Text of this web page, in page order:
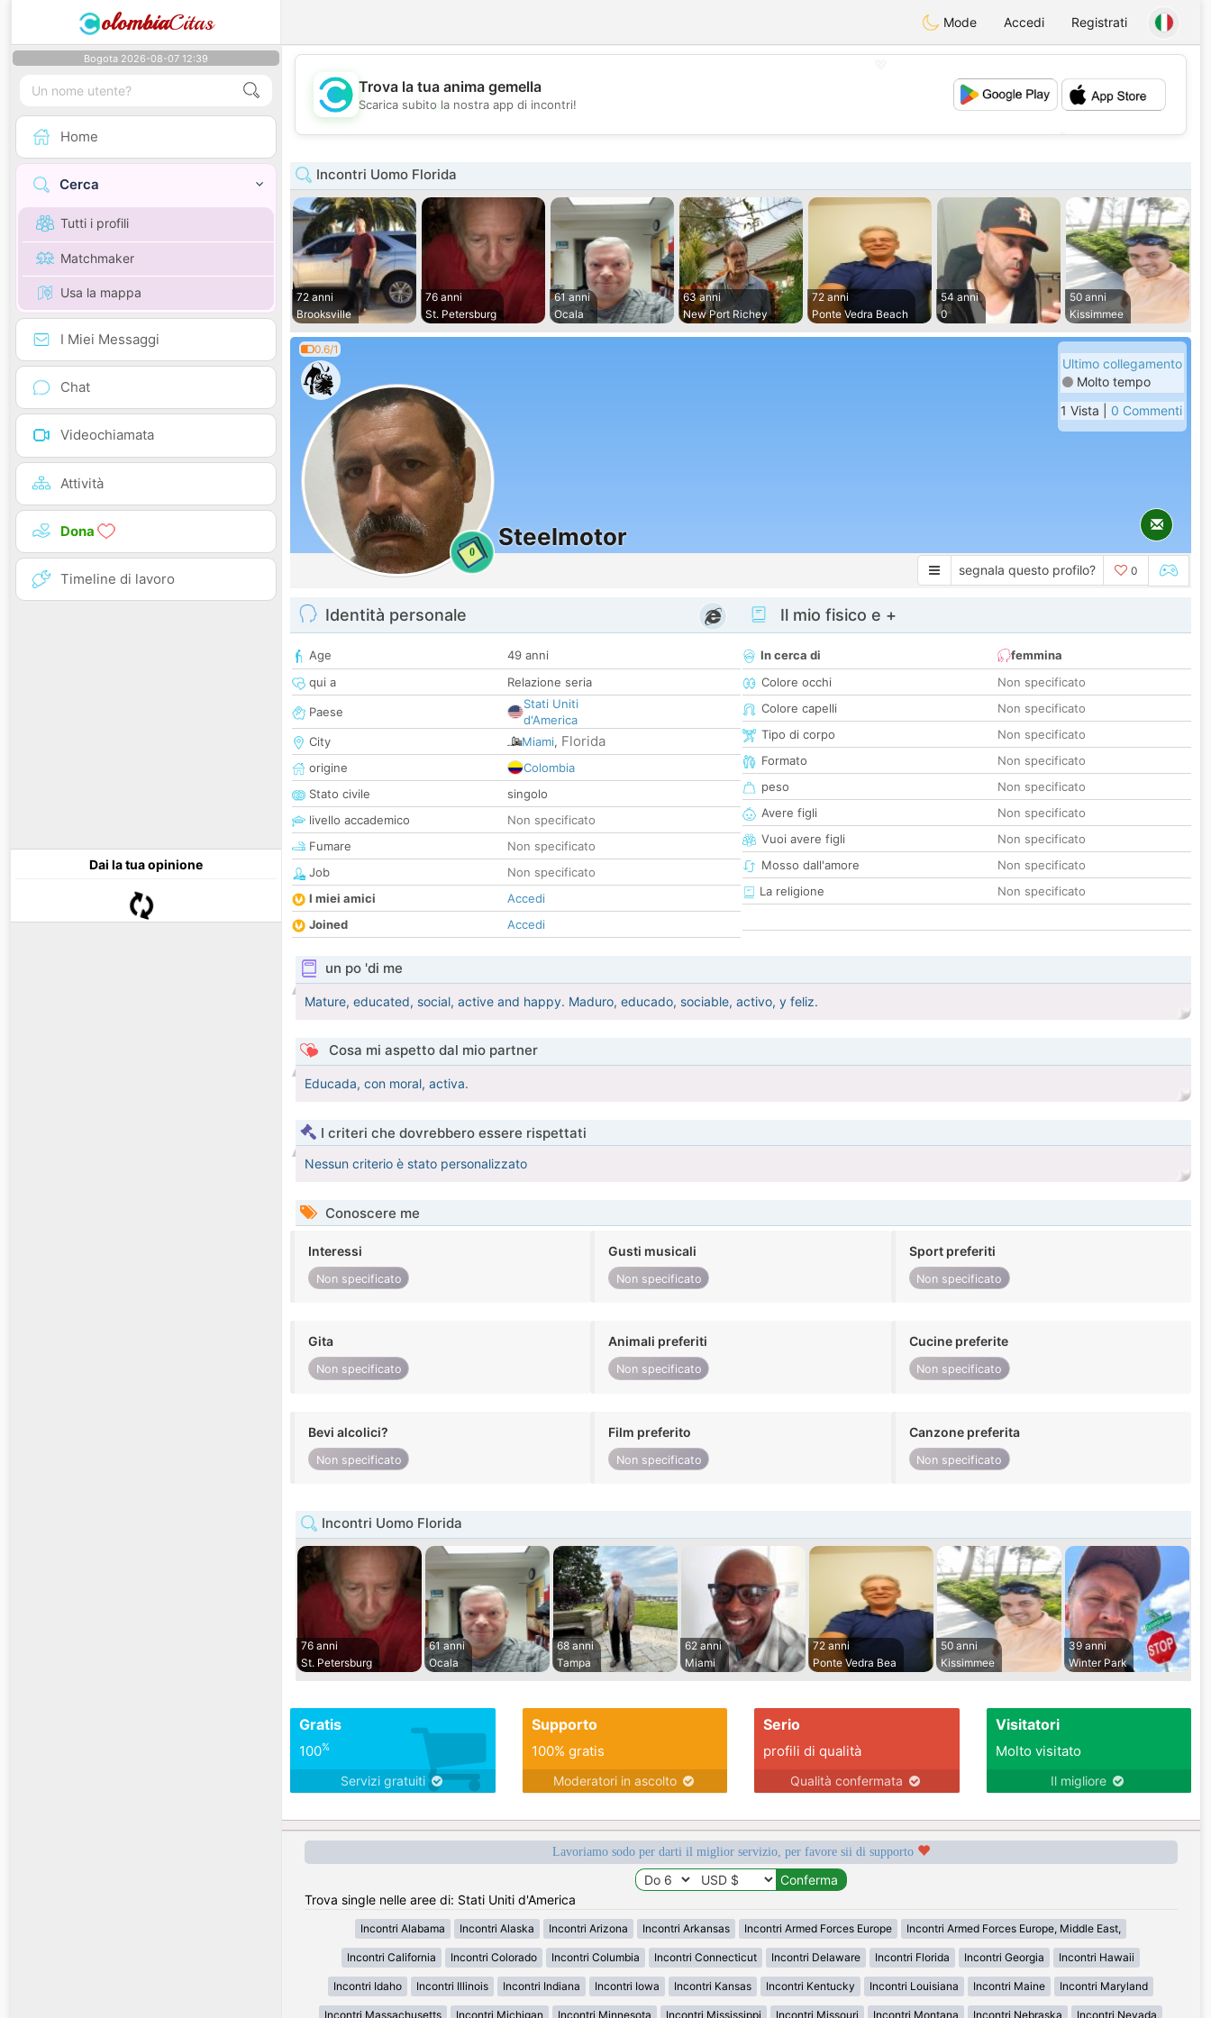
olombiaCitas Mode Accedi Registrati
Bogota 2026-08-07 12:39
Home
Cerca
Tutti i profili
Matchmaker
Usa la mappa
I Miei Messaggi
Chat
Videochiamata
Attività
Dona
Timeline di lavoro
Dai la tua opinione
💖
💕
Trova la tua anima gemella
Scarica subito la nostra app di incontri!
Incontri Uomo Florida
72 anni
Brooksville
76 anni
St. Petersburg
61 anni
Ocala
63 anni
New Port Richey
72 anni
Ponte Vedra Beach
54 anni
0
50 anni
Kissimmee
0.6/1
0
Steelmotor
Ultimo collegamento
Molto tempo
1 Vista | 0 Commenti
segnala questo profilo? 0
Identità personale
Age
49 anni
qui a
Relazione seria
Paese
Stati Uniti
d'America
City
Miami, Florida
origine
Colombia
Stato civile
singolo
livello accademico
Non specificato
Fumare
Non specificato
Job
Non specificato
I miei amici
Accedi
Joined
Accedi
Il mio fisico e +
In cerca di
femmina
Colore occhi
Non specificato
Colore capelli
Non specificato
Tipo di corpo
Non specificato
Formato
Non specificato
peso
Non specificato
Avere figli
Non specificato
Vuoi avere figli
Non specificato
Mosso dall'amore
Non specificato
La religione
Non specificato
un po 'di me
Mature, educated, social, active and happy. Maduro, educado, sociable, activo, y feliz.
Cosa mi aspetto dal mio partner
Educada, con moral, activa.
I criteri che dovrebbero essere rispettati
Nessun criterio è stato personalizzato
Conoscere me
Interessi
Non specificato
Gusti musicali
Non specificato
Sport preferiti
Non specificato
Gita
Non specificato
Animali preferiti
Non specificato
Cucine preferite
Non specificato
Bevi alcolici?
Non specificato
Film preferito
Non specificato
Canzone preferita
Non specificato
Incontri Uomo Florida
76 anni
St. Petersburg
61 anni
Ocala
68 anni
Tampa
62 anni
Miami
72 anni
Ponte Vedra Bea
50 anni
Kissimmee
39 anni
Winter Park
Gratis
100%
Servizi gratuiti
Supporto
100% gratis
Moderatori in ascolto
Serio
profili di qualità
Qualità confermata
Visitatori
Molto visitato
Il migliore
Lavoriamo sodo per darti il miglior servizio, per favore sii di supporto
Trova single nelle aree di: Stati Uniti d'America
Incontri Alabama Incontri Alaska Incontri Arizona Incontri Arkansas Incontri Armed Forces Europe Incontri Armed Forces Europe, Middle East,
Incontri California Incontri Colorado Incontri Columbia Incontri Connecticut Incontri Delaware Incontri Florida Incontri Georgia Incontri Hawaii
Incontri Idaho Incontri Illinois Incontri Indiana Incontri Iowa Incontri Kansas Incontri Kentucky Incontri Louisiana Incontri Maine Incontri Maryland
Incontri Massachusetts Incontri Michigan Incontri Minnesota Incontri Mississippi Incontri Missouri Incontri Montana Incontri Nebraska Incontri Nevada